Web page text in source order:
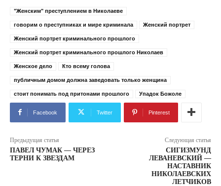
"Женским" преступлением в Николаеве
говорим о преступниках и мире криминала Женский портрет
Женский портрет криминального прошлого
Женский портрет криминального прошлого Николаев
Женское дело Кто всему голова
публичным домом должна заведовать только женщина
стоит понимать под притонами прошлого Упадок Божоле
Facebook Twitter Pinterest
Предыдущая статья
ПАВЕЛ ЧУМАК — ЧЕРЕЗ
ТЕРНИ К ЗВЕЗДАМ
Следующая статья
СИГИЗМУНД
ЛЕВАНЕВСКИЙ —
НАСТАВНИК
НИКОЛАЕВСКИХ
ЛЕТЧИКОВ